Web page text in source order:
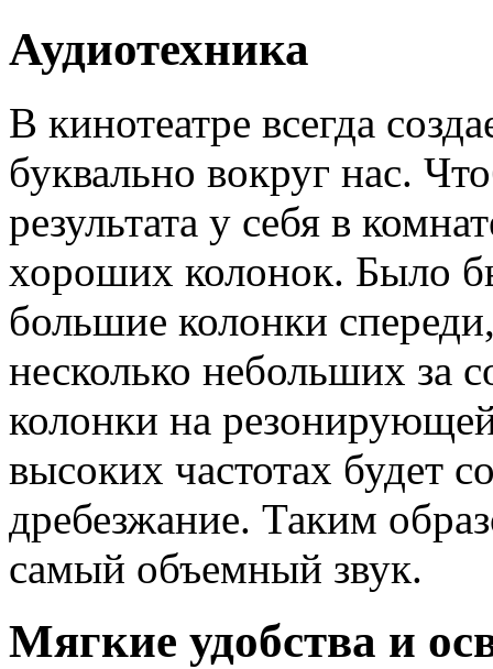
Аудиотехника
В кинотеатре всегда
буквально вокруг нас.
результата у себя в
хороших колонок. Было
большие колонки
несколько небольших за
колонки на
высоких частотах будет
дребезжание. Таким
самый объемный звук.
Мягкие удобства и